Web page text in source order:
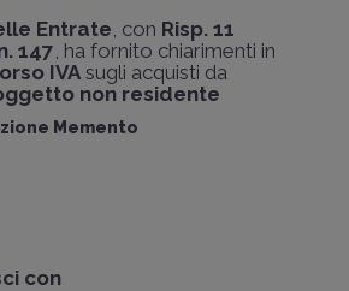
Entrate , con Risp. 11
147 , ha fornito chiarimenti in
IVA sugli acquisti da
non residente
Memento
con